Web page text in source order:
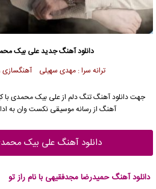
دانلود آهنگ جدیدعلی بیک
ترانه سرا : مهدی سهیلی
آهنگ از رسانه موسیقی نکست وان به
دانلود آهنگ علی بیک
دانلود آهنگ حمیدرضا مجدفقیهی با نام راز تو